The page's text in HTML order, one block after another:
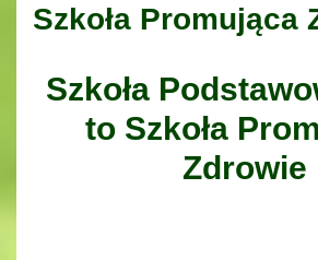
Szkoła Promująca
Szkoła
to Szkoła
Zdrowie